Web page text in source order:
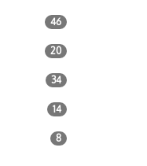
46
20
34
14
8